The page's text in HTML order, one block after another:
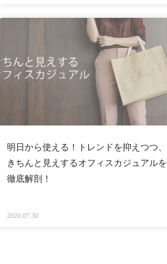
明日から使える！トレンドを抑えつつ、
きちんと見えするオフィスカジュアルを
徹底解剖！
2020.07.30